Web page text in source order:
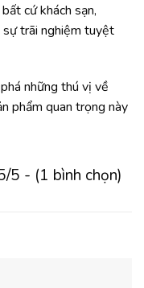
cứ khách sạn,
sự trãi nghiệm tuyệt
những thú vị về
phẩm quan trọng này
5 - (1 bình chọn)